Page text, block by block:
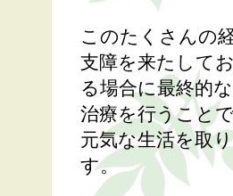
このたくさんの
支障を来たして
る場合に最終的
治療を行うこと
元気な生活を取
す。